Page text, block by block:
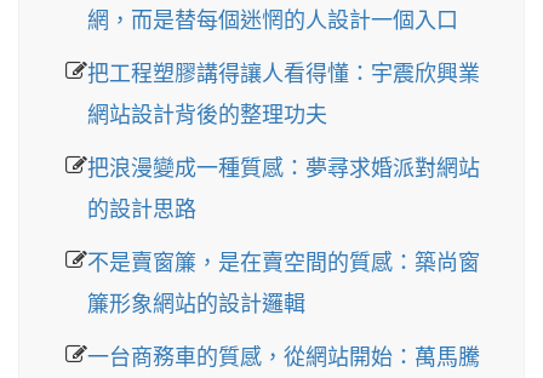
網，而是替每個迷惘的人設計一個入口
把工程塑膠講得讓人看得懂：宇震欣興業
網站設計背後的整理功夫
把浪漫變成一種質感：夢尋求婚派對網站
的設計思路
不是賣窗簾，是在賣空間的質感：築尚窗
簾形象網站的設計邏輯
一台商務車的質感，從網站開始：萬馬騰